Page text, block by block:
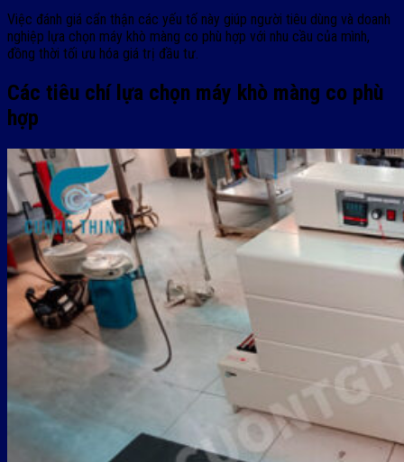
Việc đánh giá cẩn thận các yếu tố này giúp người tiêu dùng và doanh
nghiệp lựa chọn máy khò màng co phù hợp với nhu cầu của mình,
đồng thời tối ưu hóa giá trị đầu tư.
Các tiêu chí lựa chọn máy khò màng co phù
hợp